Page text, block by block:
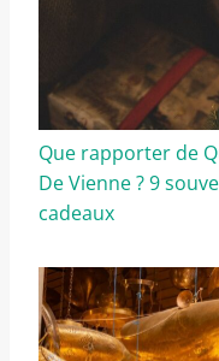
Que rapporter de
De Vienne ? 9
cadeaux